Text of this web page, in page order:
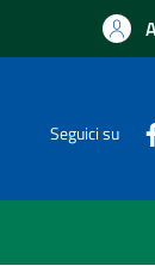
Seguici su